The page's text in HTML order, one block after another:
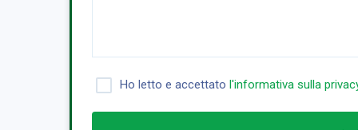
Ho letto e accettato l'informativa sulla